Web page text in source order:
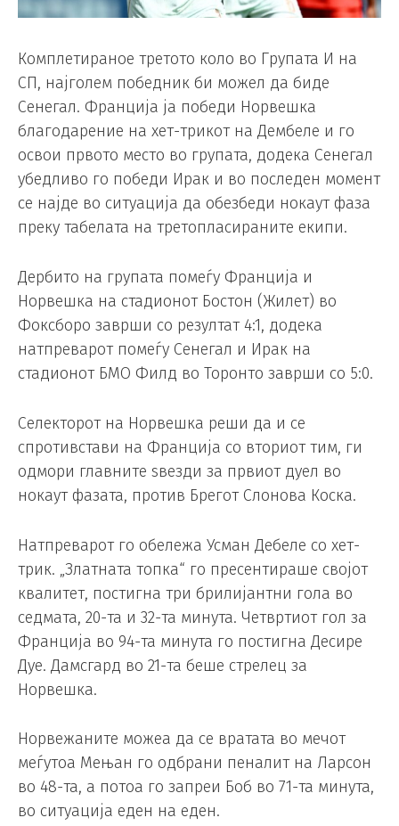
Комплетираное третото коло во Групата И на
СП, најголем победник би можел да биде
Сенегал. Франција ја победи Норвешка
благодарение на хет-трикот на Дембеле и го
освои првото место во групата, додека Сенегал
убедливо го победи Ирак и во последен момент
се најде во ситуација да обезбеди нокаут фаза
преку табелата на третопласираните екипи.
Дербито на групата помеѓу Франција и
Норвешка на стадионот Бостон (Жилет) во
Фоксборо заврши со резултат 4:1, додека
натпреварот помеѓу Сенегал и Ирак на
стадионот БМО Филд во Торонто заврши со 5:0.
Селекторот на Норвешка реши да и се
спротивстави на Франција со вториот тим, ги
одмори главните ѕвезди за првиот дуел во
нокаут фазата, против Брегот Слонова Коска.
Натпреварот го обележа Усман Дебеле со хет-
трик. „Златната топка“ го пресентираше својот
квалитет, постигна три брилијантни гола во
седмата, 20-та и 32-та минута. Четвртиот гол за
Франција во 94-та минута го постигна Десире
Дуе. Дамсгард во 21-та беше стрелец за
Норвешка.
Норвежаните можеа да се вратата во мечот
меѓутоа Мењан го одбрани пеналит на Ларсон
во 48-та, а потоа го запреи Боб во 71-та минута,
во ситуација еден на еден.